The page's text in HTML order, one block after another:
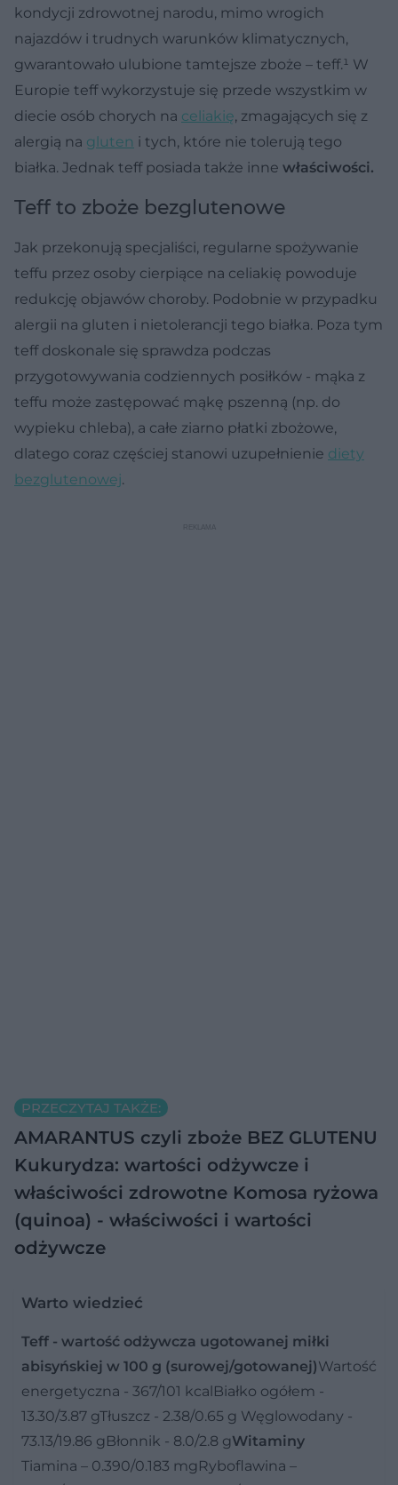
kondycji zdrowotnej narodu, mimo wrogich
najazdów i trudnych warunków klimatycznych,
gwarantowało ulubione tamtejsze zboże – teff.¹ W
Europie teff wykorzystuje się przede wszystkim w
diecie osób chorych na celiakię, zmagających się z
alergią na gluten i tych, które nie tolerują tego
białka. Jednak teff posiada także inne właściwości.
Teff to zboże bezglutenowe
Jak przekonują specjaliści, regularne spożywanie
teffu przez osoby cierpiące na celiakię powoduje
redukcję objawów choroby. Podobnie w przypadku
alergii na gluten i nietolerancji tego białka. Poza tym
teff doskonale się sprawdza podczas
przygotowywania codziennych posiłków - mąka z
teffu może zastępować mąkę pszenną (np. do
wypieku chleba), a całe ziarno płatki zbożowe,
dlatego coraz częściej stanowi uzupełnienie diety
bezglutenowej.
PRZECZYTAJ TAKŻE:
AMARANTUS czyli zboże BEZ GLUTENU
Kukurydza: wartości odżywcze i
właściwości zdrowotne Komosa ryżowa
(quinoa) - właściwości i wartości
odżywcze
Warto wiedzieć
Teff - wartość odżywcza ugotowanej miłki
abisyńskiej w 100 g (surowej/gotowanej)Wartość
energetyczna - 367/101 kcalBiałko ogółem -
13.30/3.87 gTłuszcz - 2.38/0.65 g Węglowodany -
73.13/19.86 gBłonnik - 8.0/2.8 gWitaminy
Tiamina – 0.390/0.183 mgRyboflawina –